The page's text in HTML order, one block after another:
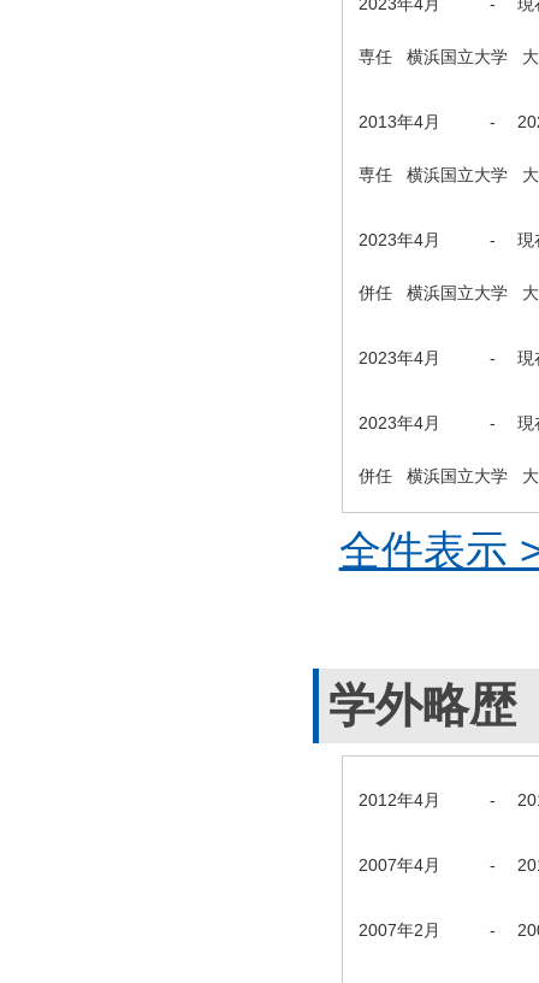
専任 横浜国立大学
2013年4月 -
専任 横浜国立大学
2023年4月 - 現
併任 横浜国立大学
2023年4月 - 現
2023年4月 - 現
併任 横浜国立大学
全件表示
学外略歴
2012年4月 -
2007年4月 -
2007年2月 -